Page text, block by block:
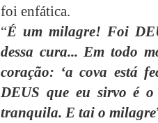
foi enfática.
“É um milagre! Foi
dessa cura... Em todo
coração: ‘a cova está
DEUS que eu sirvo é
tranquila. E tai o milagre